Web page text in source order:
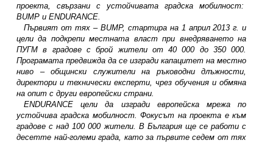
проекта, свързани с устойчивата градска мобилност:
BUMP и ENDURANCE.
Първият от тях – BUMP, стартира на 1 април 2013 г. и
цели да подкрепи местната власт при внедряването на
ПУГМ в градове с брой жители от 40 000 до 350 000.
Програмата предвижда да се изгради капацитет на местно
ниво – общински служители на ръководни длъжности,
директори и технически експерти, чрез обучения и обмяна
на опит с други европейски страни.
ENDURANCE цели да изгради европейска мрежа по
устойчива градска мобилност. Фокусът на проекта е към
градове с над 100 000 жители. В България ще се работи с
десетте най-големи града, като за първите седем от тях